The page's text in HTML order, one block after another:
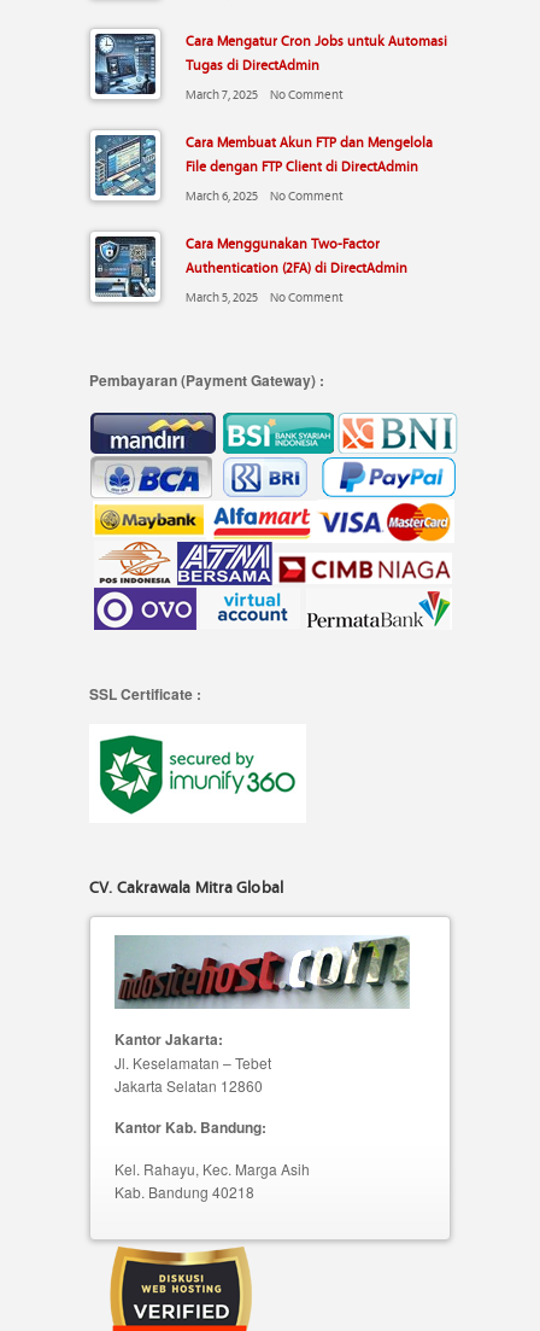
Cara Mengatur Cron Jobs untuk Automasi
Tugas di DirectAdmin
March 7, 2025 No Comment
Cara Membuat Akun FTP dan Mengelola
File dengan FTP Client di DirectAdmin
March 6, 2025 No Comment
Cara Menggunakan Two-Factor
Authentication (2FA) di DirectAdmin
March 5, 2025 No Comment
Pembayaran (Payment Gateway) :
SSL Certificate :
CV. Cakrawala Mitra Global
Kantor Jakarta:
Jl. Keselamatan – Tebet
Jakarta Selatan 12860
Kantor Kab. Bandung:
Kel. Rahayu, Kec. Marga Asih
Kab. Bandung 40218